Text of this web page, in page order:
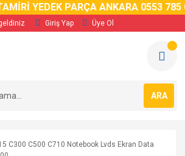
YEDEK PARÇA ANKARA 0553 785 02
Giriş Yap Üye Ol
ARA